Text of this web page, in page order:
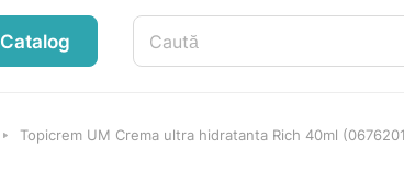
Catalog
Topicrem UM Crema ultra hidratanta Rich 40ml